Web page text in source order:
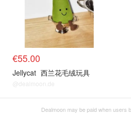
€55.00
Jellycat 西兰花毛绒玩具
@dealmoon.de
Dealmoon may be paid when users